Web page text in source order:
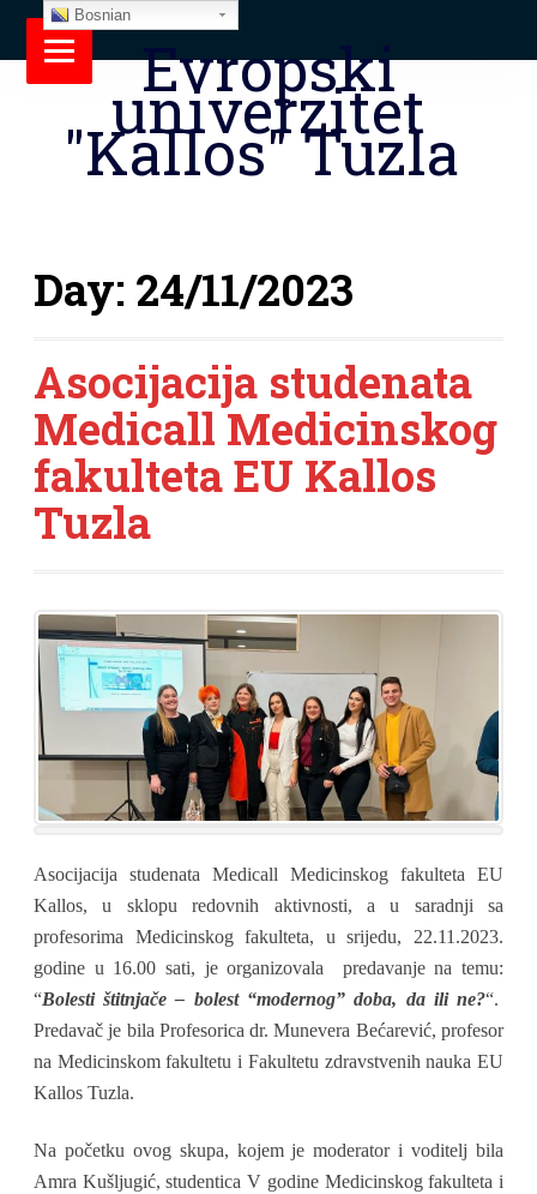
Evropski
univerzitet
"Kallos" Tuzla
Day: 24/11/2023
Asocijacija studenata
Medicall Medicinskog
fakulteta EU Kallos
Tuzla
Asocijacija studenata Medicall Medicinskog fakulteta EU
Kallos, u sklopu redovnih aktivnosti, a u saradnji sa
profesorima Medicinskog fakulteta, u srijedu, 22.11.2023.
godine u 16.00 sati, je organizovala predavanje na temu:
“Bolesti štitnjače – bolest “modernog” doba, da ili ne?“.
Predavač je bila Profesorica dr. Munevera Bećarević, profesor
na Medicinskom fakultetu i Fakultetu zdravstvenih nauka EU
Kallos Tuzla.
Na početku ovog skupa, kojem je moderator i voditelj bila
Amra Kušljugić, studentica V godine Medicinskog fakulteta i
Bosnian